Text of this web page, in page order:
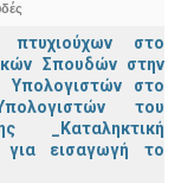
πτυχιούχων στo
Σπουδών στην
Υπολογιστών στο
του
_Καταληκτική
για εισαγωγή το